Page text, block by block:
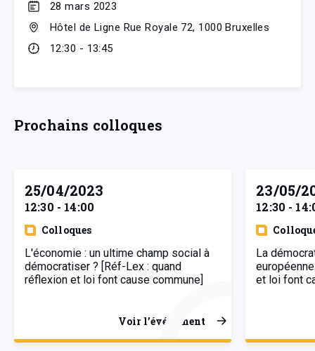
28 mars 2023
Hôtel de Ligne Rue Royale 72, 1000 Bruxelles
12:30 - 13:45
Prochains colloques
25/04/2023
12:30 - 14:00
Colloques
L'économie : un ultime champ social à
démocratiser ? [Réf-Lex : quand
réflexion et loi font cause commune]
Voir l’événement
23/05/
12:30 -
La
et loi font